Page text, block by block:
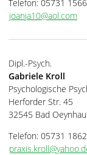
Telefon: 05731
joanja10@aol.com
Dipl.-Psych.
Gabriele Kroll
Psychologische
Herforder Str. 45
32545 Bad
Telefon: 05731